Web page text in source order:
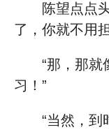
陈望点点
了，你就不用
“那，那就
习！”
“当然，到